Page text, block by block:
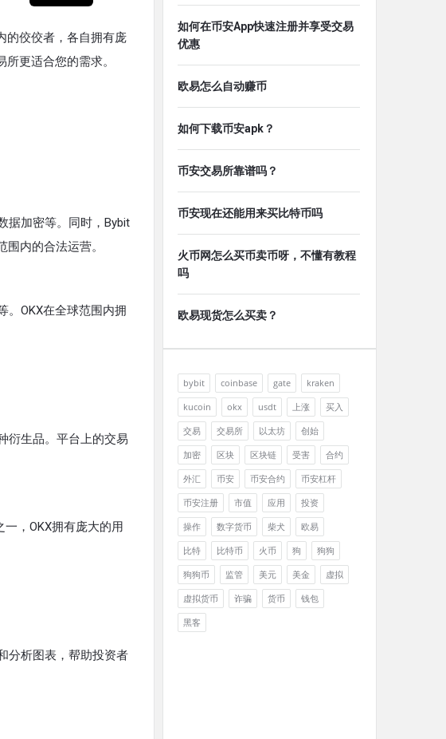
的佼佼者，各自拥有庞
更适合您的需求。
据加密等。同时，Bybit
内的合法运营。
。OKX在全球范围内拥
衍生品。平台上的交易
，OKX拥有庞大的用
分析图表，帮助投资者
如何在币安App快速注册并享受交易
优惠
欧易怎么自动赚币
如何下载币安apk？
币安交易所靠谱吗？
币安现在还能用来买比特币吗
火币网怎么买币卖币呀，不懂有教程
吗
欧易现货怎么买卖？
bybit coinbase gate
kraken
kucoin
okx usdt 上涨
买入
交易
交易所 以太坊
创始
加密
区块 区块链 受害
合约
外汇
币安 币安合约
币安杠杆
币安注册
市值 应用
投资
操作
数字货币 柴犬
欧易
比特
比特币 火币 狗
狗狗
狗狗币
监管 美元 美金
虚拟
虚拟货币
诈骗 货币
钱包
黑客